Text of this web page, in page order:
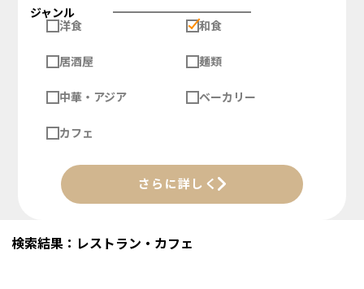
ジャンル
洋食
和食
居酒屋 麺類
中華・アジア ベーカリー
カフェ
さらに詳しく
検索結果：レストラン・カフェ